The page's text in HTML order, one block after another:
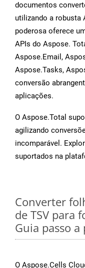
documentos
utilizando a robusta
poderosa oferece
APIs do Aspose.
Aspose.Email,
Aspose.Tasks,
conversão
aplicações.
O Aspose.Total
agilizando
incomparável.
suportados na
Converter
de TSV para
Guia passo a
O Aspose.Cells